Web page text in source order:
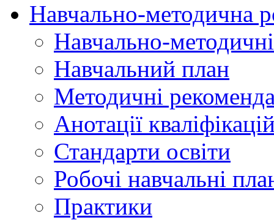
Навчально-методична
Навчально-
Навчальний план
Методичні
Анотації
Стандарти освіти
Робочі навчальні
Практики